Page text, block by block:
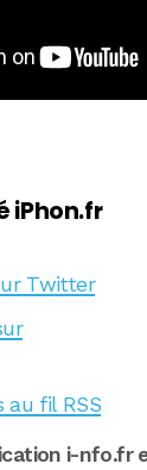
iPhon.fr
Twitter
au fil RSS